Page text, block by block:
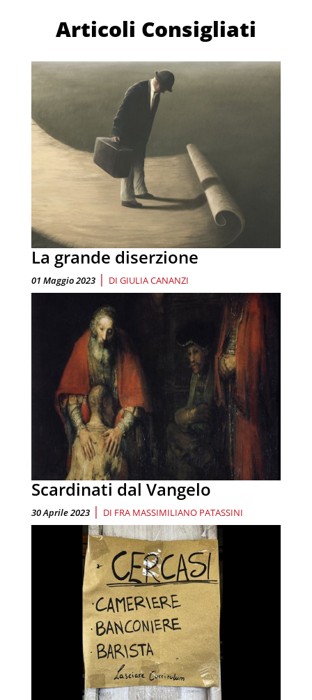
Articoli Consigliati
La grande diserzione
01 Maggio 2023 | DI GIULIA CANANZI
Scardinati dal Vangelo
30 Aprile 2023 | DI FRA MASSIMILIANO PATASSINI